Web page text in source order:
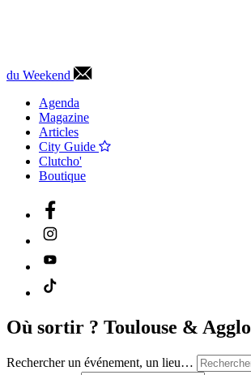
du Weekend
Agenda
Magazine
Articles
City Guide
Clutcho'
Boutique
Où sortir ? Toulouse & Agglo
Rechercher un événement, un lieu…